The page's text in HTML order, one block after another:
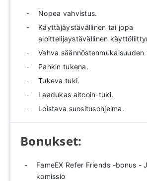
Nopea vahvistus.
Käyttäjäystävällinen tai jopa
aloittelijaystävällinen
Vahva säännöstenmukaisuuden
Pankin tukena.
Tukeva tuki.
Laadukas altcoin-tuki.
Loistava suositusohjelma.
Bonukset:
FameEX Refer Friends -bonus -
komissio